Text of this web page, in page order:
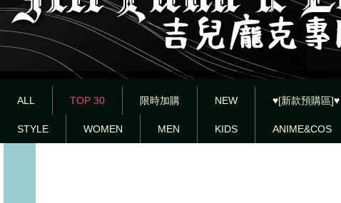
ALL TOP 30 限時加購 NEW ♥[新款預購區]♥
STYLE WOMEN MEN KIDS ANIME&COS